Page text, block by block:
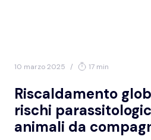
10 marzo 2025 / 17 min
Riscaldamento
rischi
animali da